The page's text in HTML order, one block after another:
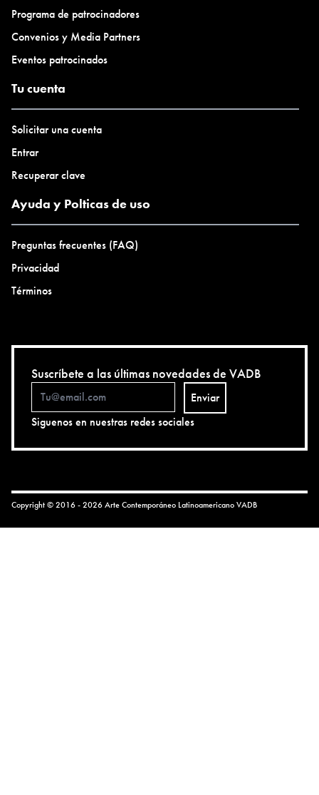
Programa de patrocinadores
Convenios y Media Partners
Eventos patrocinados
Tu cuenta
Solicitar una cuenta
Entrar
Recuperar clave
Ayuda y Polticas de uso
Preguntas frecuentes (FAQ)
Privacidad
Términos
Suscríbete a las últimas novedades de VADB
Enviar
Siguenos en nuestras redes sociales
Copyright © 2016 - 2026 Arte Contemporáneo LatinoamericanoVADB